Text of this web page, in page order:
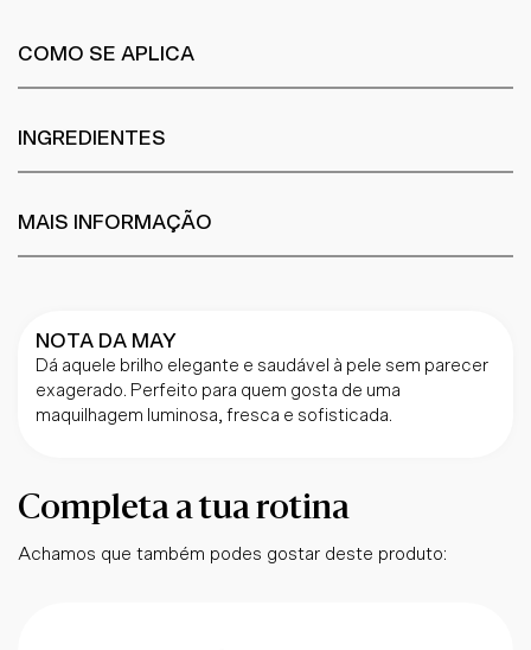
COMO SE APLICA
INGREDIENTES
MAIS INFORMAÇÃO
NOTA DA MAY
Dá aquele brilho elegante e saudável à pele sem parecer
exagerado. Perfeito para quem gosta de uma
maquilhagem luminosa, fresca e sofisticada.
Completa a tua rotina
Achamos que também podes gostar deste produto: